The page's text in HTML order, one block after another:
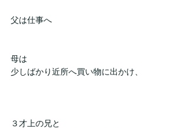
父は仕事へ
母は
少しばかり近所へ買い物に出かけ、
３才上の兄と